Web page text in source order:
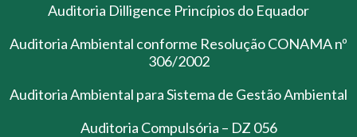
Auditoria Dilligence Princípios do Equador
Auditoria Ambiental conforme Resolução CONAMA nº
306/2002
Auditoria Ambiental para Sistema de Gestão Ambiental
Auditoria Compulsória – DZ 056